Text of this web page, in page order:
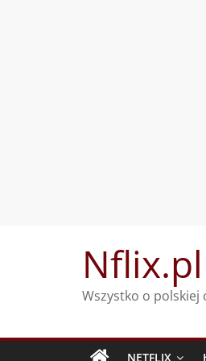
Wszystko o polskiej
NETFLIX